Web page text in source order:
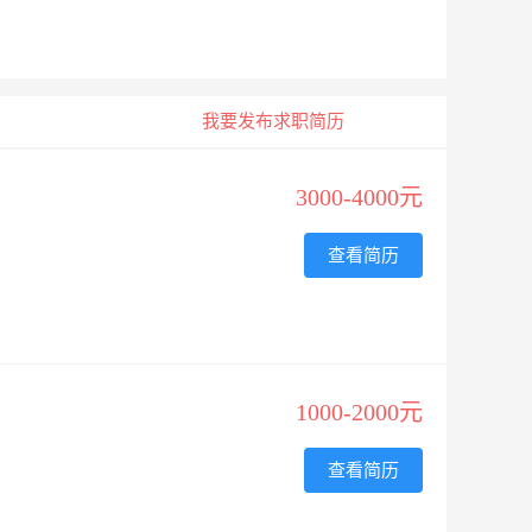
我要发布求职简历
3000-4000元
查看简历
1000-2000元
查看简历